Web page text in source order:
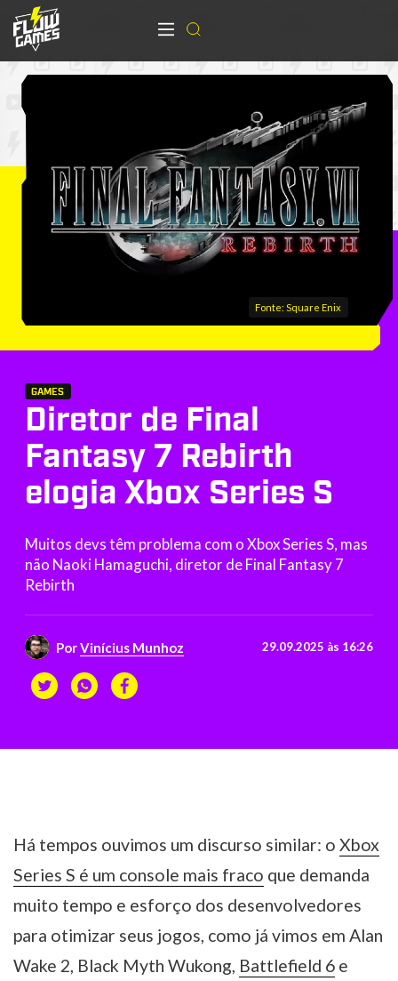
Fonte: Square Enix
GAMES
Diretor de Final
Fantasy 7 Rebirth
elogia Xbox Series S
Muitos devs têm problema com o Xbox Series S, mas
não Naoki Hamaguchi, diretor de Final Fantasy 7
Rebirth
PorVinícius Munhoz 29.09.2025 às 16:26
Há tempos ouvimos um discurso similar: o Xbox
Series S é um console mais fraco que demanda
muito tempo e esforço dos desenvolvedores
para otimizar seus jogos, como já vimos em Alan
Wake 2, Black Myth Wukong, Battlefield 6 e